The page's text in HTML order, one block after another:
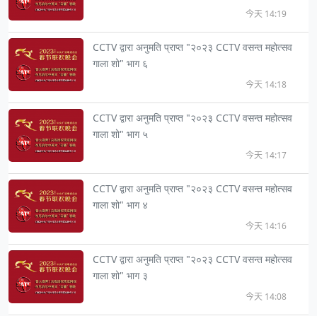
今天 14:19
CCTV द्वारा अनुमति प्राप्त "२०२३ CCTV वसन्त महोत्सव
गाला शो" भाग ६
今天 14:18
CCTV द्वारा अनुमति प्राप्त "२०२३ CCTV वसन्त महोत्सव
गाला शो" भाग ५
今天 14:17
CCTV द्वारा अनुमति प्राप्त "२०२३ CCTV वसन्त महोत्सव
गाला शो" भाग ४
今天 14:16
CCTV द्वारा अनुमति प्राप्त "२०२३ CCTV वसन्त महोत्सव
गाला शो" भाग ३
今天 14:08